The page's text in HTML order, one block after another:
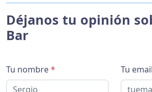
Déjanos tu opinión
Bar
Tu nombre* Tu email